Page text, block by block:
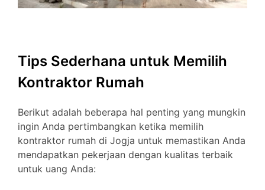
Tips Sederhana untuk Memilih
Kontraktor Rumah
Berikut adalah beberapa hal penting yang mungkin
ingin Anda pertimbangkan ketika memilih
kontraktor rumah di Jogja untuk memastikan Anda
mendapatkan pekerjaan dengan kualitas terbaik
untuk uang Anda: